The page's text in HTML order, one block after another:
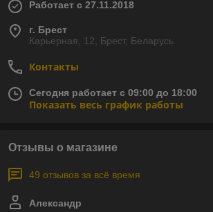
Работает с 27.11.2018
г. Брест
Карьерная, 12, Брест, Беларусь
Контакты
Сегодня работает с 09:00 до 18:00
Показать весь график работы
Отзывы о магазине
49 отзывов за всё время
Александр